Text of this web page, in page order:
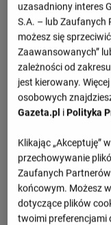
uzasadniony interes
S.A. – lub Zaufanych
możesz się
Zaawansowanych”
zależności od
jest kierowany.
osobowych
Gazeta.pl iPolityka
Klikając „Akceptuję”
przechowywanie
Zaufanych
końcowym. Możesz
dotyczące plików
twoimi preferencjami